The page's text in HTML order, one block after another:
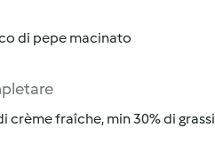
di pepe macinato
crème fraîche, min 30% di grassi